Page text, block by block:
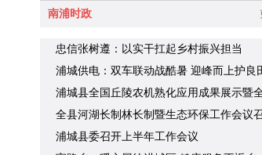
南浦时政
忠信张树遵：以实干扛起乡村振兴担当
浦城供电：双车联动战酷暑 迎峰而上护良
浦城县全国丘陵农机熟化应用成果展示暨
机械化推广现场会成功举办
全县河湖长制林长制暨生态环保工作会议
浦城县委召开上半年工作会议